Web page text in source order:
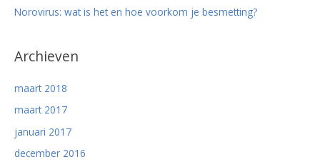
Norovirus: wat is het en hoe voorkom je besmetting?
Archieven
maart 2018
maart 2017
januari 2017
december 2016